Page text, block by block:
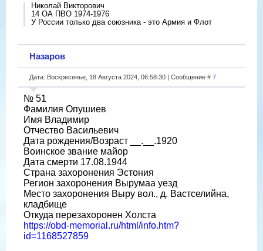
Николай Викторович
14 ОА ПВО 1974-1976
У России только два союзника - это Армия и Флот
Назаров
Дата: Воскресенье, 18 Августа 2024, 06:58:30 | Сообщение # 7
№ 51
Фамилия Опушиев
Имя Владимир
Отчество Васильевич
Дата рождения/Возраст __.__.1920
Воинское звание майор
Дата смерти 17.08.1944
Страна захоронения Эстония
Регион захоронения Вырумаа уезд
Место захоронения Выру вол., д. Вастселийна,
кладбище
Откуда перезахоронен Холста
https://obd-memorial.ru/html/info.htm?
id=1168527859